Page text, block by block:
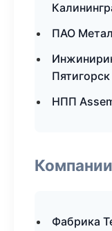
ПАО
Пятигорск
НПП
Фабрика